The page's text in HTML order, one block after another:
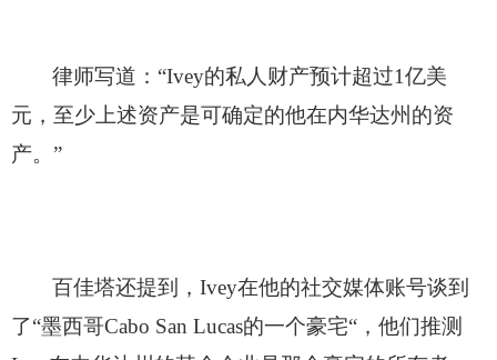
律师写道：“Ivey的私人财产预计超过1亿美
元，至少上述资产是可确定的他在内华达州的资
产。”
百佳塔还提到，Ivey在他的社交媒体账号谈到
了“墨西哥Cabo San Lucas的一个豪宅“，他们推测